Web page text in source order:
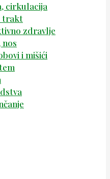
cirkulacija
trakt
zdravlje
i mišići